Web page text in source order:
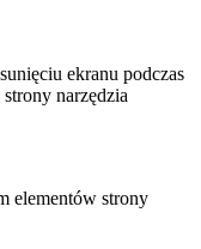
ekranu podczas
narzędzia
elementów strony